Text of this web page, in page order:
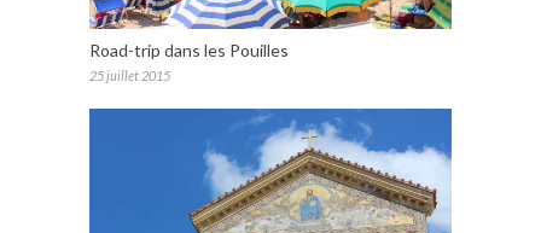
Road-trip dans les Pouilles
25 juillet 2015